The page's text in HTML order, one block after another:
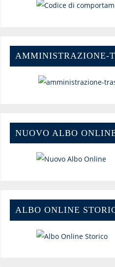
AMMINISTRAZIONE-
NUOVO ALBO
ALBO ONLINE